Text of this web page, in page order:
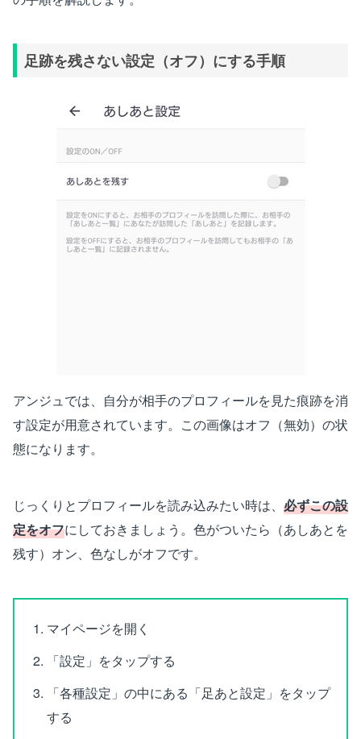
足跡を残さない設定（オフ）にする手順
アンジュでは、自分が相手のプロフィールを見た痕跡を消
す設定が用意されています。この画像はオフ（無効）の状
態になります。
じっくりとプロフィールを読み込みたい時は、 必ずこの設
定をオフにしておきましょう。色がついたら（あしあとを
残す）オン、色なしがオフです。
マイページを開く
「設定」をタップする
「各種設定」の中にある「足あと設定」をタップ
する